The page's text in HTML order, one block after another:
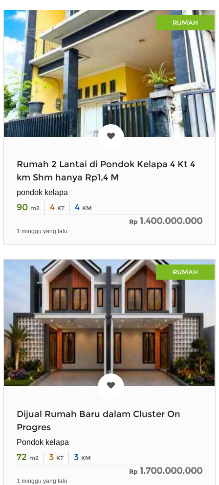
RUMAH
Rumah 2 Lantai di Pondok Kelapa 4 Kt 4
km Shm hanya Rp1,4 M
pondok kelapa
90 m2 4 KT 4 KM
Rp 1.400.000.000
1 minggu yang lalu
RUMAH
Dijual Rumah Baru dalam Cluster On
Progres
Pondok kelapa
72 m2 3 KT 3 KM
Rp 1.700.000.000
1 minggu yang lalu